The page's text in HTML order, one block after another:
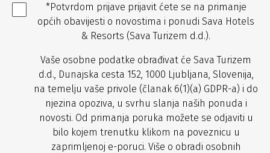
*Potvrdom prijave prijavit ćete se na primanje
općih obavijesti o novostima i ponudi Sava Hotels
& Resorts (Sava Turizem d.d.).
Vaše osobne podatke obrađivat će Sava Turizem
d.d., Dunajska cesta 152, 1000 Ljubljana, Slovenija,
na temelju vaše privole (članak 6(1)(a) GDPR-a) i do
njezina opoziva, u svrhu slanja naših ponuda i
novosti. Od primanja poruka možete se odjaviti u
bilo kojem trenutku klikom na poveznicu u
zaprimljenoj e-poruci. Više o obradi osobnih